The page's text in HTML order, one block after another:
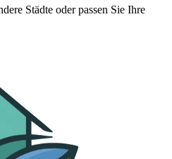
Städte oder passen Sie Ihre